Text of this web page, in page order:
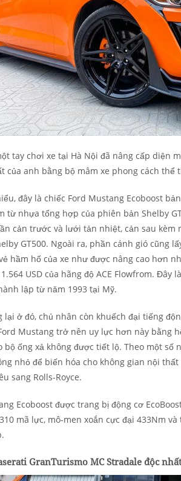
tay chơi xe tại Hà Nội đã nâng cấp diện
của anh bằng bộ mâm xe phong cách thể
đây là chiếc Ford Mustang Ecoboost
từ nhựa tổng hợp của phiên bản Shelby
cản trước và lưới tản nhiệt, cản sau kèm
GT500. Ngoài ra, phần cánh gió cũng
hầm hố của xe như được nâng cao hơn
USD của hãng độ ACE Flowfrom.
lập từ năm 1993 tại Mỹ.
lại ở đó, chủ nhân còn khuếch đại tiếng
Mustang trở nên uy lực hơn này bằng
bộ ống xả không được tiết lộ. Theo một số
nhỏ để biến hóa cho không gian nội
sang Rolls-Royce.
Ecoboost được trang bị động cơ
mã lực, mô-men xoắn cực đại 433Nm
GranTurismo MC Stradale độc